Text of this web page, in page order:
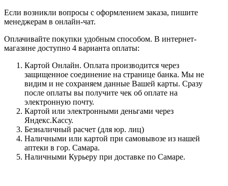
Если возникли вопросы с оформлением заказа, пишите
менеджерам в онлайн-чат.
Оплачивайте покупки удобным способом. В интернет-
магазине доступно 4 варианта оплаты:
Картой Онлайн. Оплата производится через
защищенное соединение на странице банка. Мы не
видим и не сохраняем данные Вашей карты. Сразу
после оплаты вы получите чек об оплате на
электронную почту.
Картой или электронными деньгами через
Яндекс.Кассу.
Безналичный расчет (для юр. лиц)
Наличными или картой при самовывозе из нашей
аптеки в гор. Самара.
Наличными Курьеру при доставке по Самаре.